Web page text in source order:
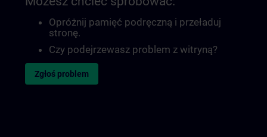
Opróżnij pamięć podręczną i przeładuj
stronę.
Czy podejrzewasz problem z witryną?
Zgłoś problem